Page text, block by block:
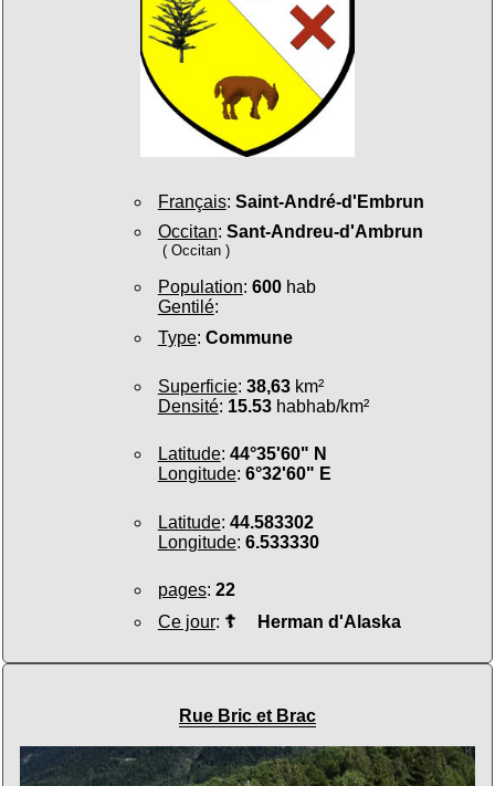
Français: Saint-André-d'Embrun
Occitan: Sant-Andreu-d'Ambrun
( Occitan )
Population: 600hab
Gentilé:
Type: Commune
Superficie: 38,63km²
Densité: 15.53habhab/km²
Latitude: 44°35'60" N
Longitude: 6°32'60" E
Latitude: 44.583302
Longitude: 6.533330
pages: 22
Ce jour: ☦Herman d'Alaska
Rue Bric et Brac